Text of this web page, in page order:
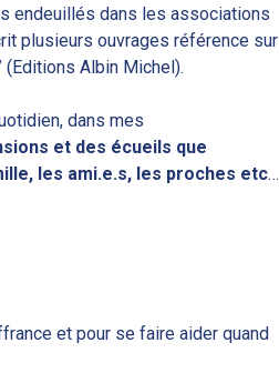
endeuillés dans les associations
plusieurs ouvrages référence sur
Albin Michel).
dans mes
et des écueils que
les ami.e.s, les proches etc…
et pour se faire aider quand